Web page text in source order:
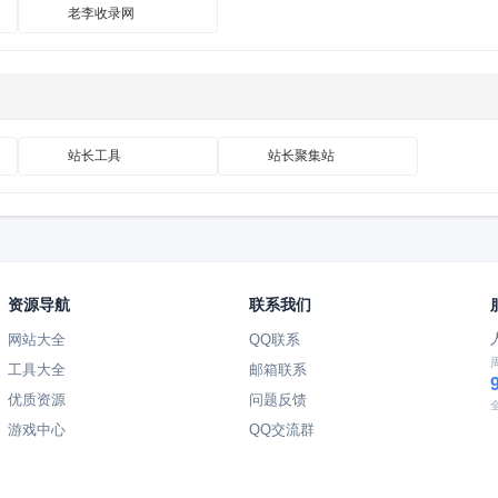
老李收录网
站长工具 站长聚集站
资源导航
网站大全
工具大全
优质资源
游戏中心
联系我们
QQ联系
邮箱联系
问题反馈
QQ交流群